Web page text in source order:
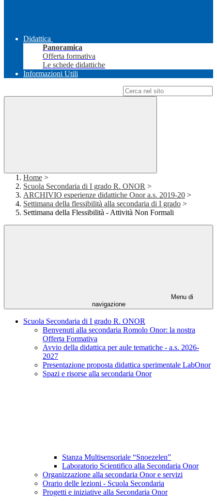
Didattica
Panoramica
Offerta formativa
Le schede didattiche
Informazioni Utili
Home >
Scuola Secondaria di I grado R. ONOR >
ARCHIVIO esperienze didattiche Onor a.s. 2019-20 >
Settimana della flessibilità alla secondaria di I grado >
Settimana della Flessibilità - Attività Non Formali
Menu di
navigazione
Scuola Secondaria di I grado R. ONOR
Benvenuti alla secondaria Romolo Onor: la nostra
Offerta Formativa
Avvio della didattica per aule tematiche - a.s. 2026-
2027
Presentazione proposta didattica sperimentale LabOnor
Spazi e risorse alla secondaria Onor
Stanza Multisensoriale “Snoezelen”
Laboratorio Scientifico alla Secondaria Onor
Organizzazione alla secondaria Onor e servizi
Orario delle lezioni - Scuola Secondaria
Progetti e iniziative alla Secondaria Onor